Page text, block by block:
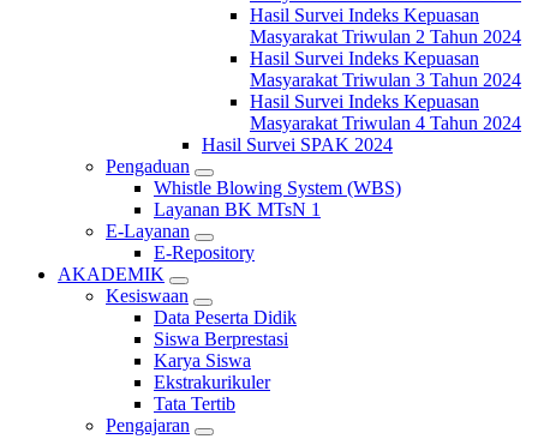
Hasil Survei Indeks Kepuasan
Masyarakat Triwulan 2 Tahun 2024
Hasil Survei Indeks Kepuasan
Masyarakat Triwulan 3 Tahun 2024
Hasil Survei Indeks Kepuasan
Masyarakat Triwulan 4 Tahun 2024
Hasil Survei SPAK 2024
Pengaduan
Whistle Blowing System (WBS)
Layanan BK MTsN 1
E-Layanan
E-Repository
AKADEMIK
Kesiswaan
Data Peserta Didik
Siswa Berprestasi
Karya Siswa
Ekstrakurikuler
Tata Tertib
Pengajaran